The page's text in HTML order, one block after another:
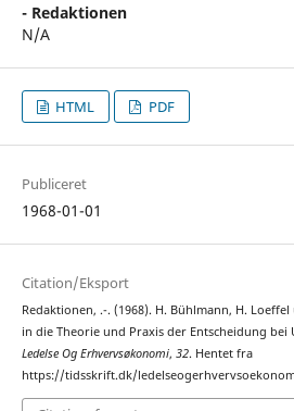
- Redaktionen
N/A
HTML PDF
Publiceret
1968-01-01
Citation/Eksport
Redaktionen, .-. (1968). H. Bühlmann, H.
in die Theorie und Praxis der Entscheidung bei
Ledelse Og Erhvervsøkonomi, 32. Hentet fra
https://tidsskrift.dk/